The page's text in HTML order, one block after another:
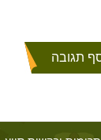
תגובה